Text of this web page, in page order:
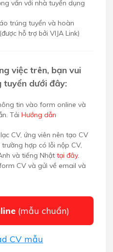
vấn với nhà tuyển dụng
trúng tuyển và hoàn
hỗ trợ bởi VIJA Link)
việc trên, bạn vui
tuyển dưới đây:
tin vào form online và
Tải Hướng dẫn
CV, ứng viên nên tạo CV
hợp có lỗi nộp CV,
và tiếng Nhật tại đây.
CV và gửi về email và
(mẫu chuẩn)
CV mẫu